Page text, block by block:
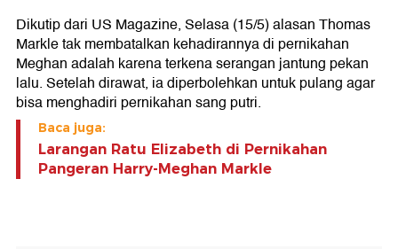
Dikutip dari US Magazine, Selasa (15/5) alasan Thomas
Markle tak membatalkan kehadirannya di pernikahan
Meghan adalah karena terkena serangan jantung pekan
lalu. Setelah dirawat, ia diperbolehkan untuk pulang agar
bisa menghadiri pernikahan sang putri.
Baca juga:
Larangan Ratu Elizabeth di Pernikahan
Pangeran Harry-Meghan Markle